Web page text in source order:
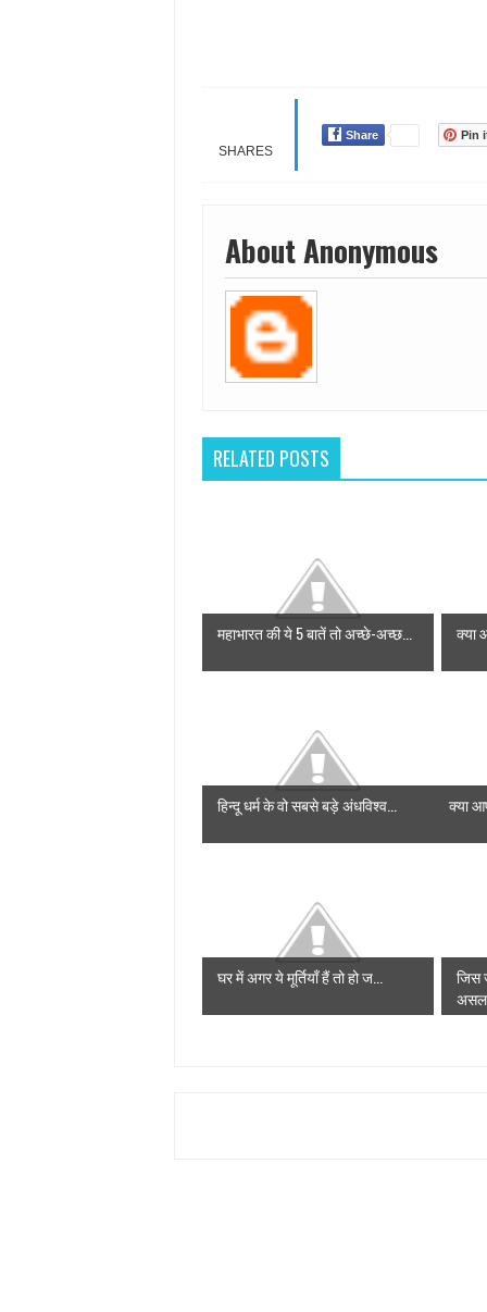
SHARES
Share Pin
About Anonymous
RELATED POSTS
महाभारत की ये 5 बातें तो अच्छे-अच्छ... क्या
हिन्दू धर्म के वो सबसे बड़े अंधविश्व... क्या
घर में अगर ये मूर्तियाँ हैं तो हो ज...
जिस
असल